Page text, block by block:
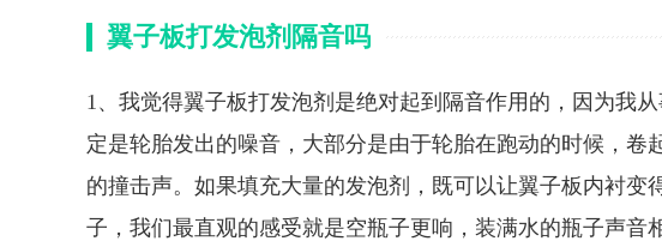
翼子板打发泡剂隔音吗
1、我觉得翼子板打发泡剂是绝对起到隔音作用的，因为我
定是轮胎发出的噪音，大部分是由于轮胎在跑动的时候，卷
的撞击声。如果填充大量的发泡剂，既可以让翼子板内衬
子，我们最直观的感受就是空瓶子更响，装满水的瓶子声音